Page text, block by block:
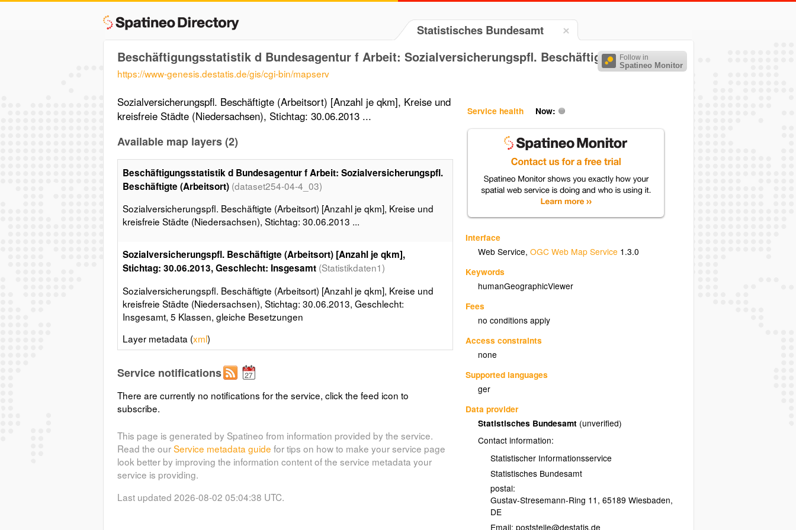
Statistisches Bundesamt
Follow in
Spatineo Monitor
Beschäftigungsstatistik d Bundesagentur f Arbeit: Sozialversicherungspfl. Beschäftigte (Arbeitsort)
https://www-genesis.destatis.de/gis/cgi-bin/mapserv
Service health Now:
Interface
Web Service,OGC Web Map Service 1.3.0
Keywords
humanGeographicViewer
Fees
no conditions apply
Access constraints
none
Supported languages
ger
Data provider
Statistisches Bundesamt (unverified)
Contact information:
Statistischer Informationsservice
Statistisches Bundesamt
postal:
Gustav-Stresemann-Ring 11 , 65189 Wiesbaden,
DE
Email:
Sozialversicherungspfl. Beschäftigte (Arbeitsort) [Anzahl je qkm], Kreise und
kreisfreie Städte (Niedersachsen), Stichtag: 30.06.2013 ...
Available map layers (2)
Beschäftigungsstatistik d Bundesagentur f Arbeit: Sozialversicherungspfl.
Beschäftigte (Arbeitsort) (dataset254-04-4_03)
Sozialversicherungspfl. Beschäftigte (Arbeitsort) [Anzahl je qkm], Kreise und
kreisfreie Städte (Niedersachsen), Stichtag: 30.06.2013 ...
Sozialversicherungspfl. Beschäftigte (Arbeitsort) [Anzahl je qkm],
Stichtag: 30.06.2013, Geschlecht: Insgesamt (Statistikdaten1)
Sozialversicherungspfl. Beschäftigte (Arbeitsort) [Anzahl je qkm], Kreise und
kreisfreie Städte (Niedersachsen), Stichtag: 30.06.2013, Geschlecht:
Insgesamt, 5 Klassen, gleiche Besetzungen
Layer metadata (xml)
Service notifications
There are currently no notifications for the service, click the feed icon to
subscribe.
This page is generated by Spatineo from information provided by the service.
Read the ourService metadata guide for tips on how to make your service page
look better by improving the information content of the service metadata your
service is providing.
Last updated 2026-08-02 05:04:38 UTC.